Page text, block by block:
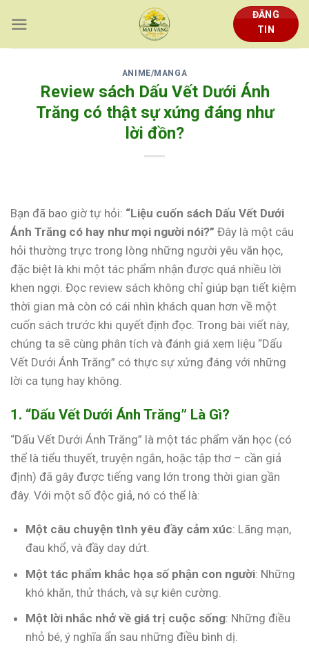
content
ĐĂNG
TIN
ANIME/MANGA
Review sách Dấu Vết Dưới Ánh
Trăng có thật sự xứng đáng như
lời đồn?
Bạn đã bao giờ tự hỏi: “Liệu cuốn sách Dấu Vết Dưới
Ánh Trăng có hay như mọi người nói?” Đây là một câu
hỏi thường trực trong lòng những người yêu văn học,
đặc biệt là khi một tác phẩm nhận được quá nhiều lời
khen ngợi. Đọc review sách không chỉ giúp bạn tiết kiệm
thời gian mà còn có cái nhìn khách quan hơn về một
cuốn sách trước khi quyết định đọc. Trong bài viết này,
chúng ta sẽ cùng phân tích và đánh giá xem liệu “Dấu
Vết Dưới Ánh Trăng” có thực sự xứng đáng với những
lời ca tụng hay không.
1. “Dấu Vết Dưới Ánh Trăng” Là Gì?
“Dấu Vết Dưới Ánh Trăng” là một tác phẩm văn học (có
thể là tiểu thuyết, truyện ngắn, hoặc tập thơ – cần giả
định) đã gây được tiếng vang lớn trong thời gian gần
đây. Với một số độc giả, nó có thể là:
Một câu chuyện tình yêu đầy cảm xúc: Lãng mạn,
đau khổ, và đầy day dứt.
Một tác phẩm khắc họa số phận con người: Những
khó khăn, thử thách, và sự kiên cường.
Một lời nhắc nhở về giá trị cuộc sống: Những điều
nhỏ bé, ý nghĩa ẩn sau những điều bình dị.